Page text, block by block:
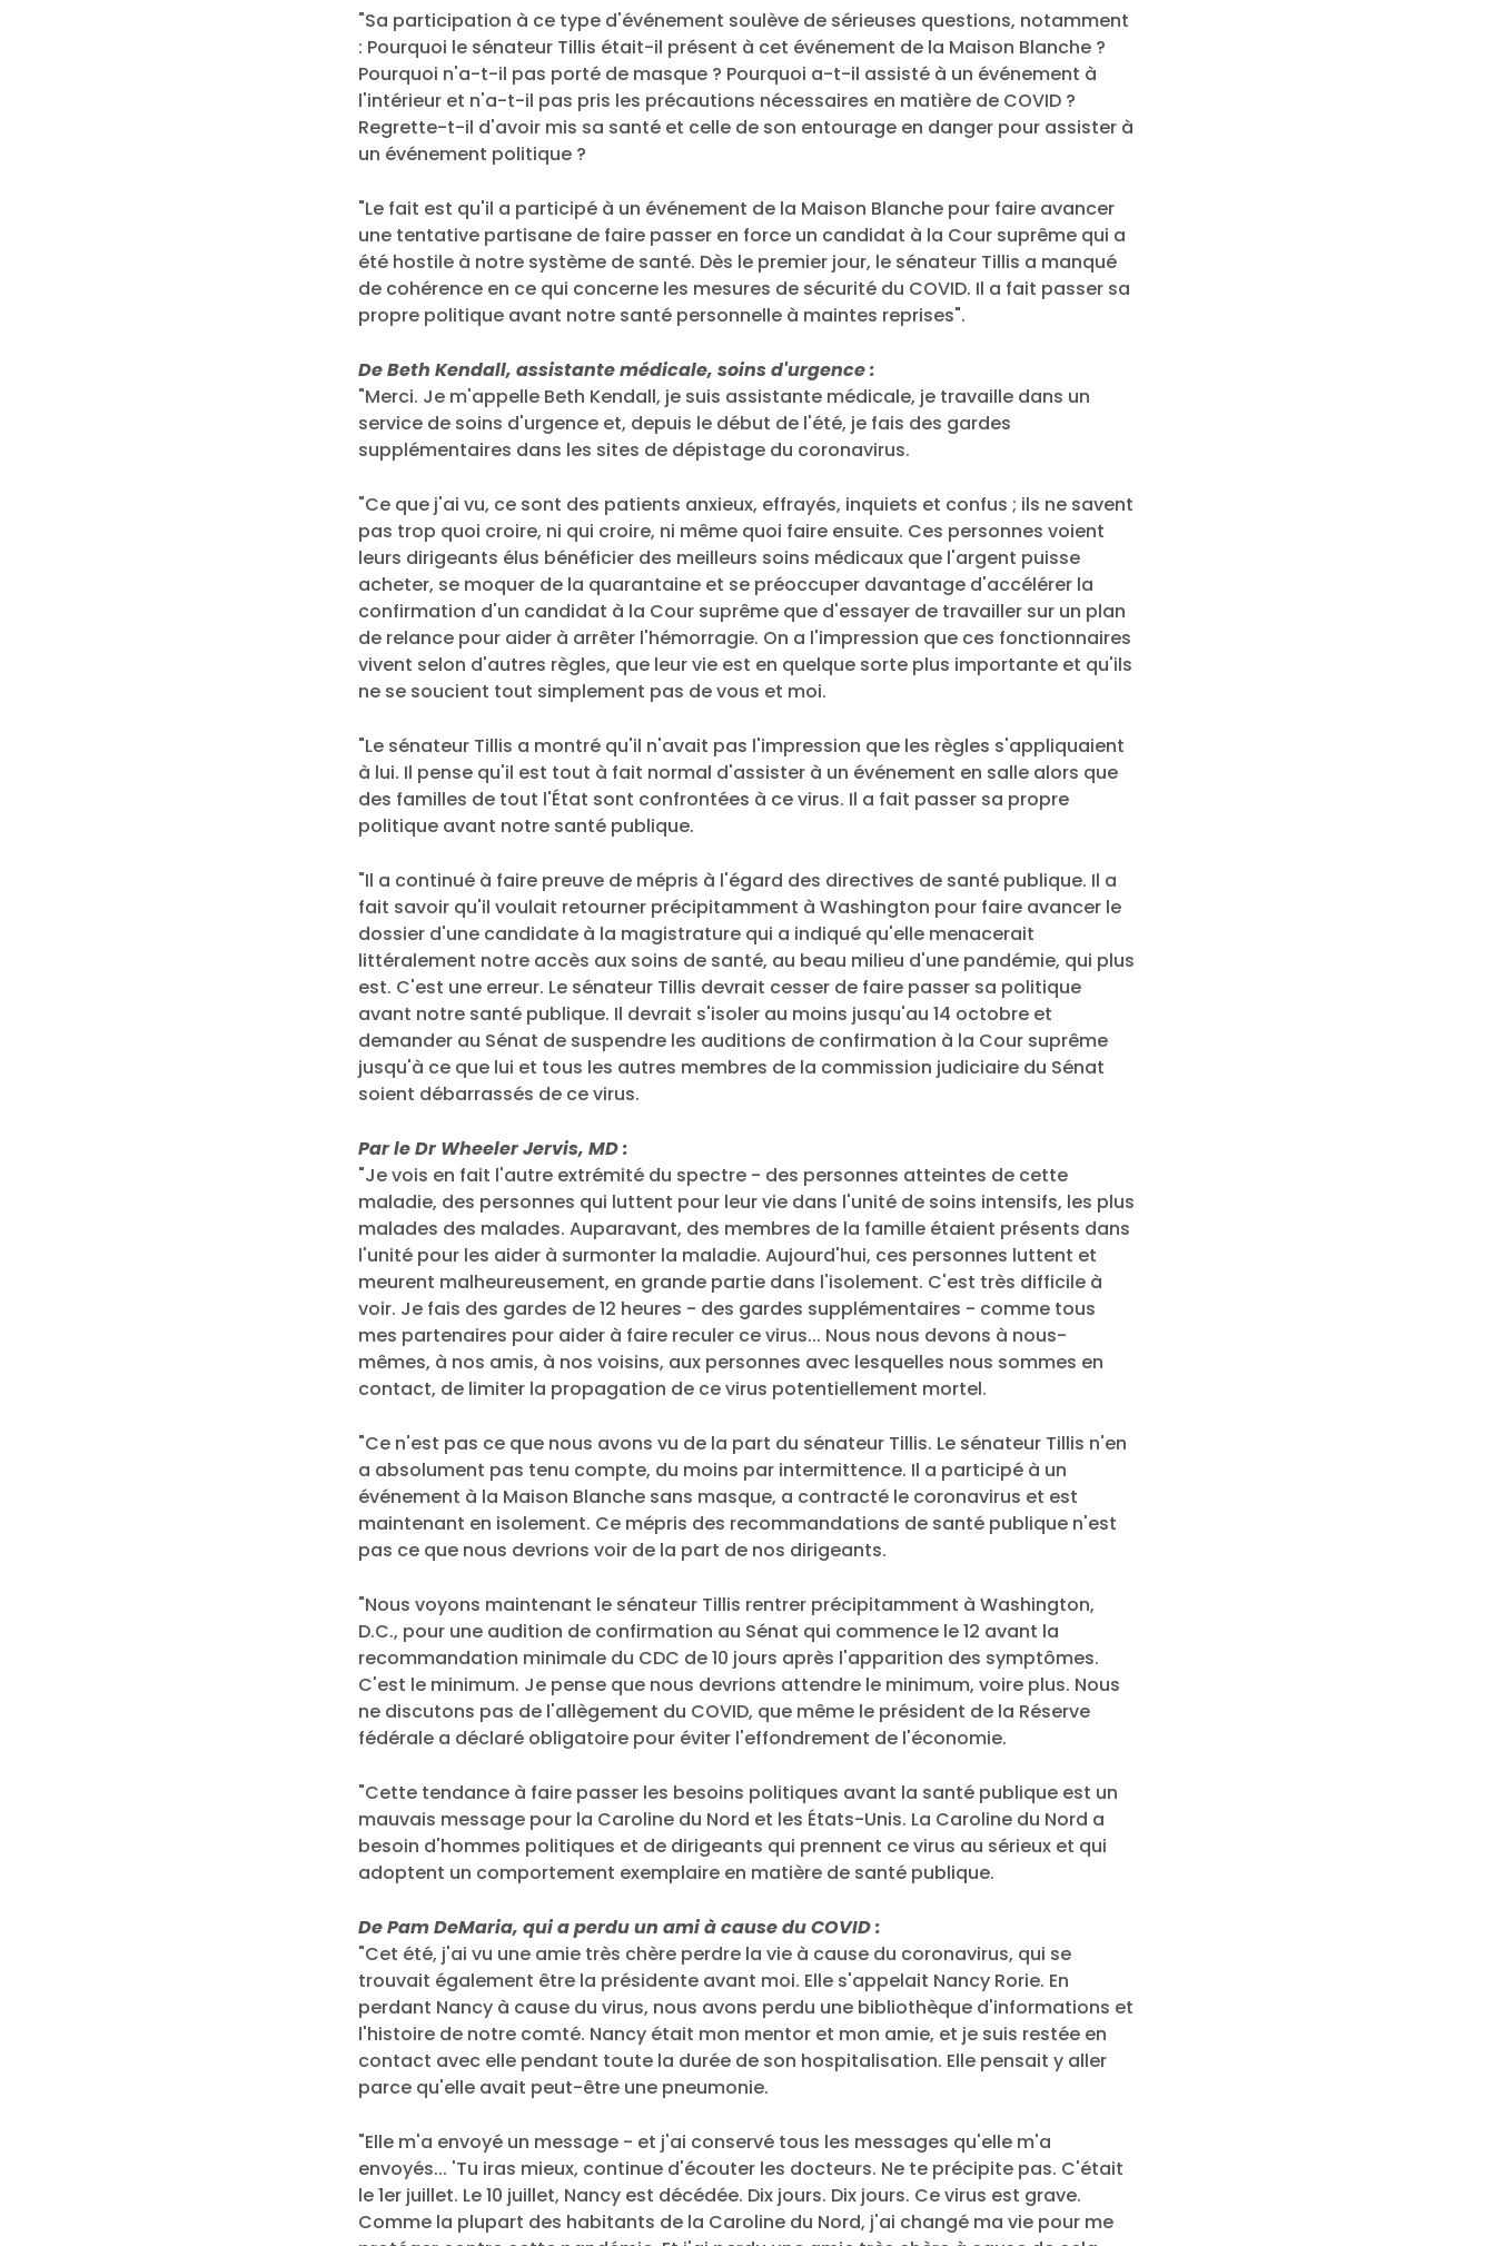
Accueil
Shop
Travailler avec nous
Presse
Votre fête
Vote
Faire un don
"Sa participation à ce type d'événement soulève de sérieuses questions, notamment
: Pourquoi le sénateur Tillis était-il présent à cet événement de la Maison Blanche ?
Pourquoi n'a-t-il pas porté de masque ? Pourquoi a-t-il assisté à un événement à
l'intérieur et n'a-t-il pas pris les précautions nécessaires en matière de COVID ?
Regrette-t-il d'avoir mis sa santé et celle de son entourage en danger pour assister à
un événement politique ?
"Le fait est qu'il a participé à un événement de la Maison Blanche pour faire avancer
une tentative partisane de faire passer en force un candidat à la Cour suprême qui a
été hostile à notre système de santé. Dès le premier jour, le sénateur Tillis a manqué
de cohérence en ce qui concerne les mesures de sécurité du COVID. Il a fait passer sa
propre politique avant notre santé personnelle à maintes reprises".
De Beth Kendall, assistante médicale, soins d'urgence :
"Merci. Je m'appelle Beth Kendall, je suis assistante médicale, je travaille dans un
service de soins d'urgence et, depuis le début de l'été, je fais des gardes
supplémentaires dans les sites de dépistage du coronavirus.
"Ce que j'ai vu, ce sont des patients anxieux, effrayés, inquiets et confus ; ils ne savent
pas trop quoi croire, ni qui croire, ni même quoi faire ensuite. Ces personnes voient
leurs dirigeants élus bénéficier des meilleurs soins médicaux que l'argent puisse
acheter, se moquer de la quarantaine et se préoccuper davantage d'accélérer la
confirmation d'un candidat à la Cour suprême que d'essayer de travailler sur un plan
de relance pour aider à arrêter l'hémorragie. On a l'impression que ces fonctionnaires
vivent selon d'autres règles, que leur vie est en quelque sorte plus importante et qu'ils
ne se soucient tout simplement pas de vous et moi.
"Le sénateur Tillis a montré qu'il n'avait pas l'impression que les règles s'appliquaient
à lui. Il pense qu'il est tout à fait normal d'assister à un événement en salle alors que
des familles de tout l'État sont confrontées à ce virus. Il a fait passer sa propre
politique avant notre santé publique.
"Il a continué à faire preuve de mépris à l'égard des directives de santé publique. Il a
fait savoir qu'il voulait retourner précipitamment à Washington pour faire avancer le
dossier d'une candidate à la magistrature qui a indiqué qu'elle menacerait
littéralement notre accès aux soins de santé, au beau milieu d'une pandémie, qui plus
est. C'est une erreur. Le sénateur Tillis devrait cesser de faire passer sa politique
avant notre santé publique. Il devrait s'isoler au moins jusqu'au 14 octobre et
demander au Sénat de suspendre les auditions de confirmation à la Cour suprême
jusqu'à ce que lui et tous les autres membres de la commission judiciaire du Sénat
soient débarrassés de ce virus.
Par le Dr Wheeler Jervis, MD :
"Je vois en fait l'autre extrémité du spectre - des personnes atteintes de cette
maladie, des personnes qui luttent pour leur vie dans l'unité de soins intensifs, les plus
malades des malades. Auparavant, des membres de la famille étaient présents dans
l'unité pour les aider à surmonter la maladie. Aujourd'hui, ces personnes luttent et
meurent malheureusement, en grande partie dans l'isolement. C'est très difficile à
voir. Je fais des gardes de 12 heures - des gardes supplémentaires - comme tous
mes partenaires pour aider à faire reculer ce virus... Nous nous devons à nous-
mêmes, à nos amis, à nos voisins, aux personnes avec lesquelles nous sommes en
contact, de limiter la propagation de ce virus potentiellement mortel.
"Ce n'est pas ce que nous avons vu de la part du sénateur Tillis. Le sénateur Tillis n'en
a absolument pas tenu compte, du moins par intermittence. Il a participé à un
événement à la Maison Blanche sans masque, a contracté le coronavirus et est
maintenant en isolement. Ce mépris des recommandations de santé publique n'est
pas ce que nous devrions voir de la part de nos dirigeants.
"Nous voyons maintenant le sénateur Tillis rentrer précipitamment à Washington,
D.C., pour une audition de confirmation au Sénat qui commence le 12 avant la
recommandation minimale du CDC de 10 jours après l'apparition des symptômes.
C'est le minimum. Je pense que nous devrions attendre le minimum, voire plus. Nous
ne discutons pas de l'allègement du COVID, que même le président de la Réserve
fédérale a déclaré obligatoire pour éviter l'effondrement de l'économie.
"Cette tendance à faire passer les besoins politiques avant la santé publique est un
mauvais message pour la Caroline du Nord et les États-Unis. La Caroline du Nord a
besoin d'hommes politiques et de dirigeants qui prennent ce virus au sérieux et qui
adoptent un comportement exemplaire en matière de santé publique.
De Pam DeMaria, qui a perdu un ami à cause du COVID :
"Cet été, j'ai vu une amie très chère perdre la vie à cause du coronavirus, qui se
trouvait également être la présidente avant moi. Elle s'appelait Nancy Rorie. En
perdant Nancy à cause du virus, nous avons perdu une bibliothèque d'informations et
l'histoire de notre comté. Nancy était mon mentor et mon amie, et je suis restée en
contact avec elle pendant toute la durée de son hospitalisation. Elle pensait y aller
parce qu'elle avait peut-être une pneumonie.
"Elle m'a envoyé un message - et j'ai conservé tous les messages qu'elle m'a
envoyés... 'Tu iras mieux, continue d'écouter les docteurs. Ne te précipite pas. C'était
le 1er juillet. Le 10 juillet, Nancy est décédée. Dix jours. Dix jours. Ce virus est grave.
Comme la plupart des habitants de la Caroline du Nord, j'ai changé ma vie pour me